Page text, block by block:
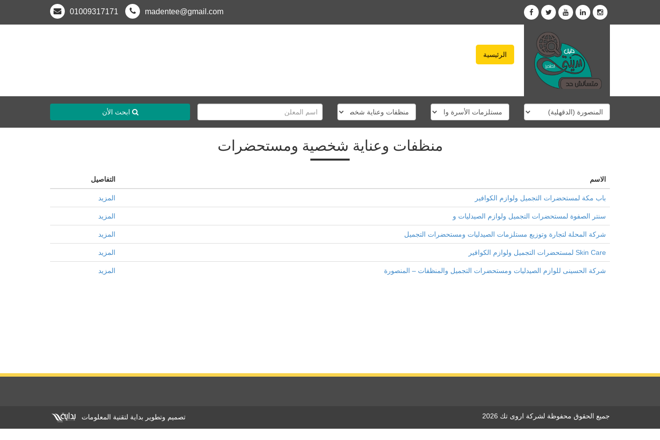
madentee@gmail.com
01009317171
الرئيسية
ابحث الأن
منظفات وعناية شخصية ومستحضرات
الاسم التفاصيل
باب مكة لمستحضرات التجميل ولوازم الكوافير المزيد
سنتر الصفوة لمستحضرات التجميل ولوازم الصيدليات و المزيد
شركة المحلة لتجارة وتوزيع مستلزمات الصيدليات ومستحضرات التجميل المزيد
Skin Care لمستحضرات التجميل ولوازم الكوافير المزيد
شركة الحسينى للوازم الصيدليات ومستحضرات التجميل والمنظفات – المنصورة المزيد
تصميم وتطوير بداية لتقنية المعلومات جميع الحقوق محفوظة لشركة اروى تك 2026